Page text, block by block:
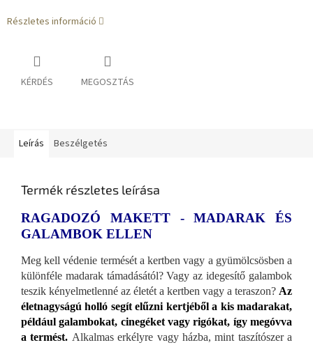
Részletes információ
KÉRDÉS MEGOSZTÁS
Leírás Beszélgetés
Termék részletes leírása
RAGADOZÓ MAKETT - MADARAK ÉS
GALAMBOK ELLEN
Meg kell védenie termését a kertben vagy a gyümölcsösben a
különféle madarak támadásától? Vagy az idegesítő galambok
teszik kényelmetlenné az életét a kertben vagy a teraszon? Az
életnagyságú holló segít elűzni kertjéből a kis madarakat,
például galambokat, cinegéket vagy rigókat, így megóvva
a termést. Alkalmas erkélyre vagy házba, mint taszítószer a